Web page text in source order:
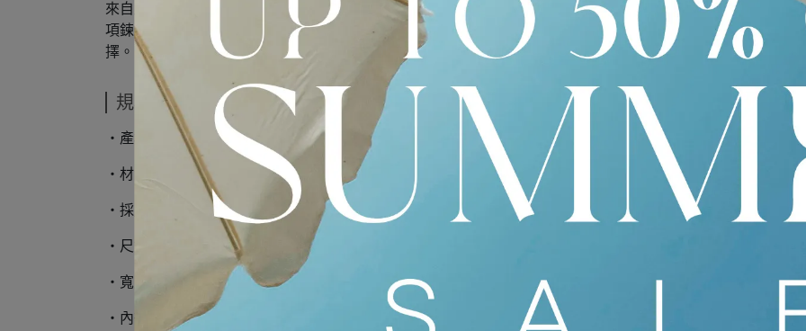
來⾃北歐挪威的 TOM WOOD，成立於 2013 年，由設計師 Mona Jensen 創立。品牌從極簡風格的 圖章戒指
項鍊、耳環等飾品系列。TOMWOOD 強調 中性、極簡、⽇常可佩戴的現代珠寶，每⼀件作品都融合北歐的簡
擇。
規格說明
‧產地：泰國
‧材質：925純銀、白銠鍍層
‧採用100%再生貴金屬
‧尺寸說明：
‧寬度：6 mm
‧內徑：11 mm